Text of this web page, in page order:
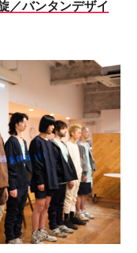
／バンタンデザイ